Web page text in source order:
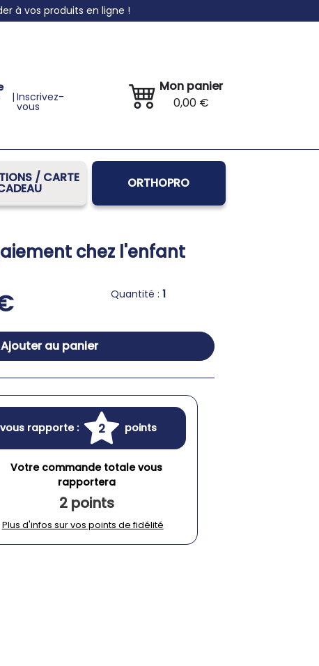
à vos produits en ligne !
| Inscrivez-
vous
Mon panier
0,00 €
/ CARTE ORTHOPRO
chez l'enfant
Quantité : 1
Ajouter au panier
rapporte : 2 points
Votre commande totale vous
rapportera
2 points
Plus d'infos sur vos points de fidélité